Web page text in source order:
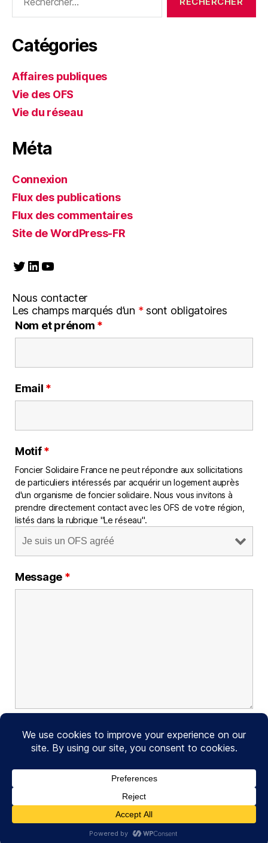
Catégories
Affaires publiques
Vie des OFS
Vie du réseau
Méta
Connexion
Flux des publications
Flux des commentaires
Site de WordPress-FR
Twitter
LinkedIn
YouTube
Nous contacter
Les champs marqués d’un *sont obligatoires
Nom et prénom *
Email *
Motif*
Foncier Solidaire France ne peut répondre aux sollicitations
de particuliers intéressés par acquérir un logement auprès
d'un organisme de foncier solidaire. Nous vous invitons à
prendre directement contact avec les OFS de votre région,
listés dans la rubrique "Le réseau".
Message *
© 2026Foncier Solidaire France Haut↑